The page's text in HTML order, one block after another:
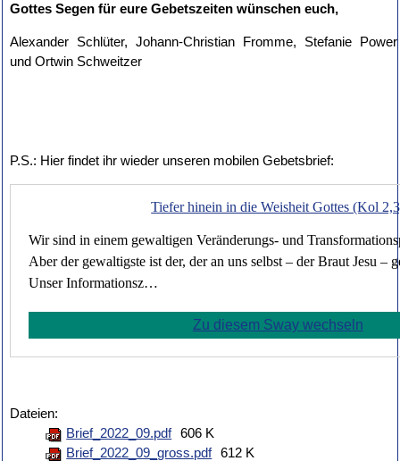
Gottes Segen für eure Gebetszeiten wünschen euch,
Alexander Schlüter, Johann-Christian Fromme, Stefanie Power
und Ortwin Schweitzer
P.S.: Hier findet ihr wieder unseren mobilen Gebetsbrief:
Tiefer hinein in die Weisheit Gottes (Kol
Wir sind in einem gewaltigen Veränderungs- und
Aber der gewaltigste ist der, der an uns selbst – der Braut Jesu –
Unser Informationsz…
Zu diesem Sway wechseln
Dateien:
Brief_2022_09.pdf 606 K
Brief_2022_09_gross.pdf 612 K